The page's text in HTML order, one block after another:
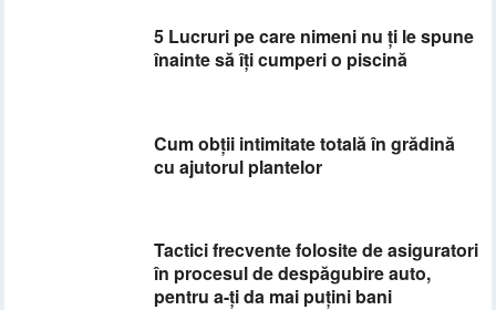
5 Lucruri pe care nimeni nu ți le spune
înainte să îți cumperi o piscină
Cum obții intimitate totală în grădină
cu ajutorul plantelor
​Tactici frecvente folosite de asiguratori
în procesul de despăgubire auto,
pentru a-ți da mai puțini bani